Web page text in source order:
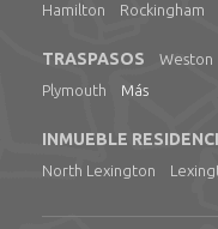
Hamilton
Rockingham
TRASPASOS Weston
Plymouth
Más
INMUEBLE
North Lexington